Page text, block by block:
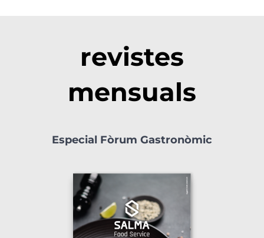
revistes
mensuals
Especial Fòrum Gastronòmic